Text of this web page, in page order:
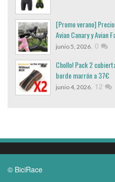
[Promo verano]
Avian Canary y Avian
junio 5, 2026, 0
Chollo! Pack 2
borde marrón a 37€
junio 4, 2026, 12
© BiciRace